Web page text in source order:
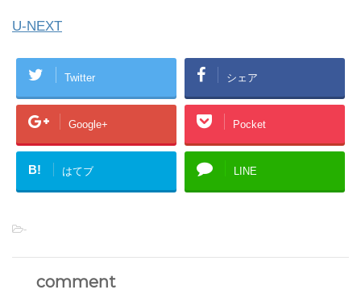
U-NEXT
Twitter シェア
Google+ Pocket
B! はてブ LINE
-
comment